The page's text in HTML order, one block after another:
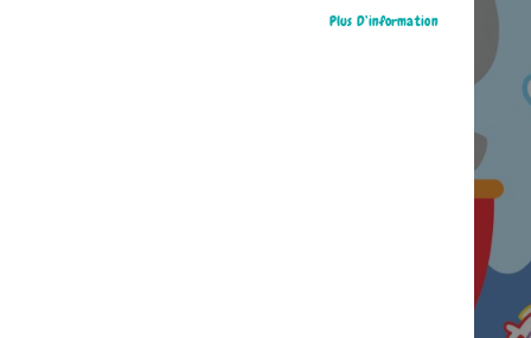
Plus D’information